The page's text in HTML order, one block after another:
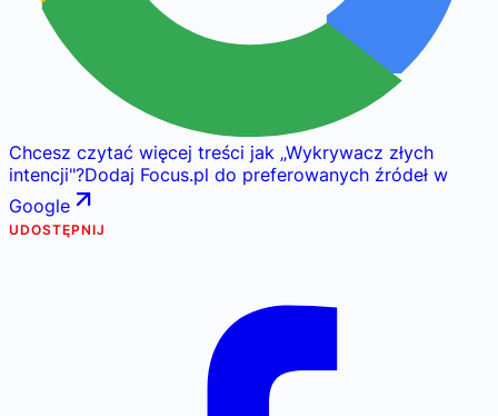
Chcesz czytać więcej treści jak „Wykrywacz złych
intencji"?Dodaj Focus.pl do preferowanych źródeł w
Google
UDOSTĘPNIJ